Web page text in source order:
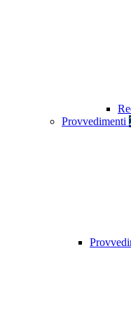
Provvedimenti